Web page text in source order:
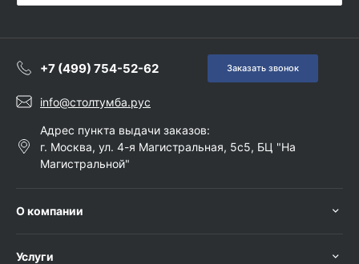
+7 (499) 754-52-62 Заказать звонок
info@столтумба.рус
Адрес пункта выдачи заказов:
г. Москва, ул. 4-я Магистральная, 5с5, БЦ "На
Магистральной"
О компании
Услуги